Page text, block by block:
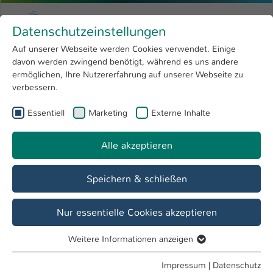
Menu
Forschung 4
Open submenu
Hochschule
International
Zum Hauptinhalt springen
Hochschule Kaiserslautern
Sie sind hier:
Aktuelles
Veranstaltungen
1 Einträge gefunden
02. Juni 10:00 Uhr
FiKoM Kaiserslautern
Mo
Di Mi Do Fr Sa So
05 06 07
Datenschutzeinstellungen
Auf unserer Webseite werden Cookies verwendet. Einige
davon werden zwingend benötigt, während es uns andere
ermöglichen, Ihre Nutzererfahrung auf unserer Webseite zu
verbessern.
Essentiell Marketing Externe Inhalte
Alle akzeptieren
Speichern & schließen
Nur essentielle Cookies akzeptieren
Essentielle Cookies werden für grundlegende Funktionen
Weitere Informationen anzeigen
Impressum | Datenschutz